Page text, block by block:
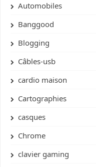
Automobiles
Banggood
Blogging
Câbles-usb
cardio maison
Cartographies
casques
Chrome
clavier gaming